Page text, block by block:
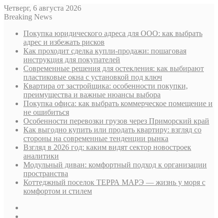
Четверг, 6 августа 2026
Breaking News
Покупка юридического адреса для ООО: как выбрать
адрес и избежать рисков
Как проходит сделка купли-продажи: пошаговая
инструкция для покупателей
Современные решения для остекления: как выбирают
пластиковые окна с установкой под ключ
Квартира от застройщика: особенности покупки,
преимущества и важные нюансы выбора
Покупка офиса: как выбрать коммерческое помещение и
не ошибиться
Особенности перевозки грузов через Приморский край
Как выгодно купить или продать квартиру: взгляд со
стороны на современные тенденции рынка
Взгляд в 2026 год: каким видят сектор новостроек
аналитики
Модульный диван: комфортный подход к организации
пространства
Коттеджный поселок ТЕРРА МАРЭ — жизнь у моря с
комфортом и стилем